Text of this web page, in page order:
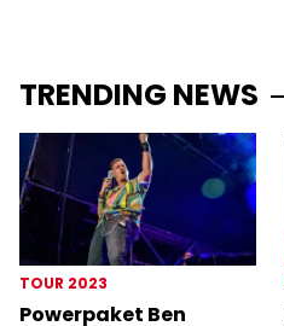
TRENDING NEWS
TOUR 2023
Powerpaket Ben